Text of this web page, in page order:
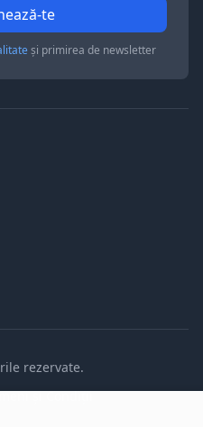
te
și primirea de newsletter
rezervate.
și Condiții